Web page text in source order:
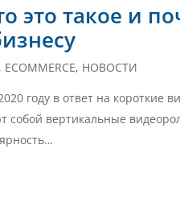
это такое и
, ECOMMERCE, НОВОСТИ
году в ответ на короткие
собой вертикальные